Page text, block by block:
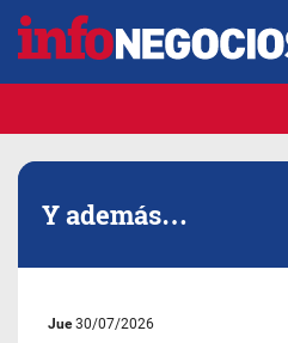
Y además…
Jue30/07/2026